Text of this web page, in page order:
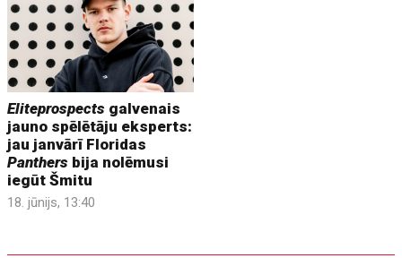
Eliteprospects galvenais
jauno spēlētāju eksperts:
jau janvārī Floridas
Panthers bija nolēmusi
iegūt Šmitu
18. jūnijs, 13:40